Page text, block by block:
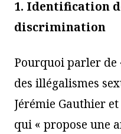
1. Identification
discrimination
Pourquoi parler de
des illégalismes
Jérémie Gauthier
qui « propose une